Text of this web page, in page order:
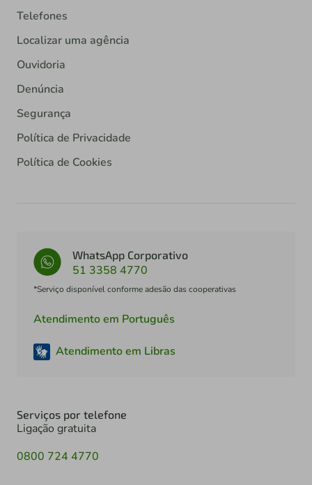
Telefones
Localizar uma agência
Ouvidoria
Denúncia
Segurança
Política de Privacidade
Política de Cookies
WhatsApp Corporativo
51 3358 4770
*Serviço disponível conforme adesão das cooperativas
Atendimento em Português
Atendimento em Libras
Serviços por telefone
Ligação gratuita
0800 724 4770